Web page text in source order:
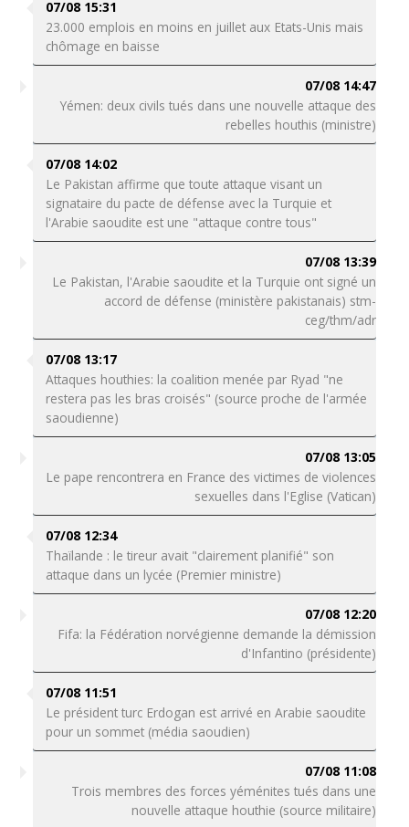
07/08 15:31
23.000 emplois en moins en juillet aux Etats-Unis mais
chômage en baisse
07/08 14:47
Yémen: deux civils tués dans une nouvelle attaque des
rebelles houthis (ministre)
07/08 14:02
Le Pakistan affirme que toute attaque visant un
signataire du pacte de défense avec la Turquie et
l'Arabie saoudite est une "attaque contre tous"
07/08 13:39
Le Pakistan, l'Arabie saoudite et la Turquie ont signé un
accord de défense (ministère pakistanais) stm-
ceg/thm/adr
07/08 13:17
Attaques houthies: la coalition menée par Ryad "ne
restera pas les bras croisés" (source proche de l'armée
saoudienne)
07/08 13:05
Le pape rencontrera en France des victimes de violences
sexuelles dans l'Eglise (Vatican)
07/08 12:34
Thaïlande : le tireur avait "clairement planifié" son
attaque dans un lycée (Premier ministre)
07/08 12:20
Fifa: la Fédération norvégienne demande la démission
d'Infantino (présidente)
07/08 11:51
Le président turc Erdogan est arrivé en Arabie saoudite
pour un sommet (média saoudien)
07/08 11:08
Trois membres des forces yéménites tués dans une
nouvelle attaque houthie (source militaire)